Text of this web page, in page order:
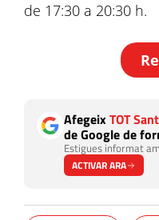
de 17:30 a 20:30 h.
AfegeixTOT
de Google de
Estigues informat
ACTIVAR ARA